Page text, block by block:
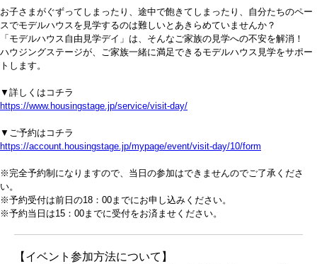
お子さまがぐずってしまったり、途中で飽きてしまったり、自分たちのペー
スでモデルハウスを見学するのは難しいとあきらめていませんか？
「モデルハウス自由見学デイ」は、そんなご家族の見学への不安を解消！
ハウジングステージが、ご家族一緒に満足できるモデルハウス見学をサポー
トします。
▼詳しくはコチラ
https://www.housingstage.jp/service/visit-day/
▼ご予約はコチラ
https://account.housingstage.jp/mypage/event/visit-day/10/form
※完全予約制になりますので、当日の参加はできませんのでご了承くださ
い。
※予約受付は前日の18：00までにお申し込みください。
※予約当日は15：00までに受付をお済ませください。
【イベント参加方法について】